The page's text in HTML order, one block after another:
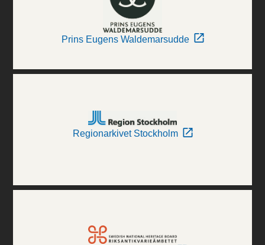
Prins Eugens Waldemarsudde
Regionarkivet Stockholm